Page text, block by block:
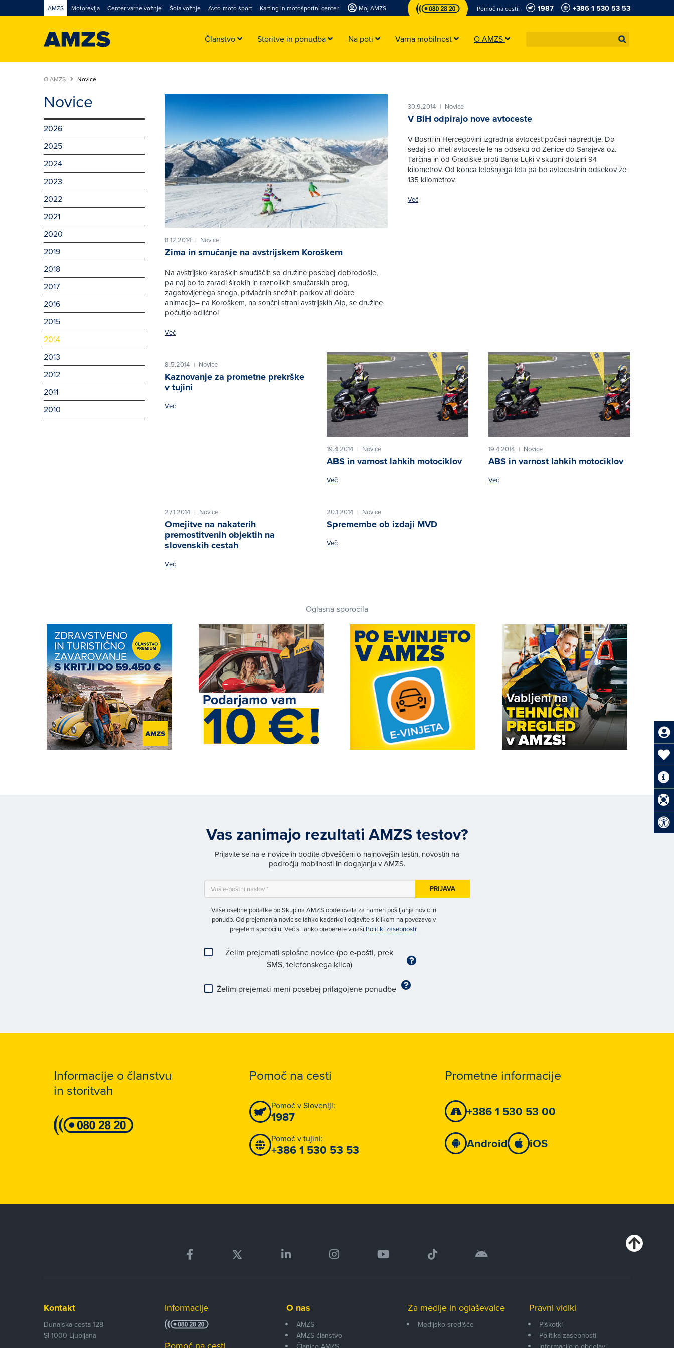
AMZS Motorevija Center varne vožnje Šola vožnje Avto-moto šport Karting in motošportni center Moj AMZS Pomoč na cesti: 1987 +386 1 530 53 53
Članstvo Storitve in ponudba Na poti Varna mobilnost O AMZS
O AMZS Novice
Novice
2026
2025
2024
2023
2022
2021
2020
2019
2018
2017
2016
2015
2014
2013
2012
2011
2010
8.12.2014 | Novice
Zima in smučanje na avstrijskem Koroškem
Na avstrijsko koroških smučiščih so družine posebej dobrodošle,
pa naj bo to zaradi širokih in raznolikih smučarskih prog,
zagotovljenega snega, privlačnih snežnih parkov ali dobre
animacije– na Koroškem, na sončni strani avstrijskih Alp, se družine
počutijo odlično!
Več
30.9.2014 | Novice
V BiH odpirajo nove avtoceste
V Bosni in Hercegovini izgradnja avtocest počasi napreduje. Do
sedaj so imeli avtoceste le na odseku od Zenice do Sarajeva oz.
Tarčina in od Gradiške proti Banja Luki v skupni dolžini 94
kilometrov. Od konca letošnjega leta pa bo avtocestnih odsekov že
135 kilometrov.
Več
8.5.2014 | Novice
Kaznovanje za prometne prekrške
v tujini
Več
19.4.2014 | Novice
ABS in varnost lahkih motociklov
Več
19.4.2014 | Novice
ABS in varnost lahkih motociklov
Več
27.1.2014 | Novice
Omejitve na nakaterih
premostitvenih objektih na
slovenskih cestah
Več
20.1.2014 | Novice
Spremembe ob izdaji MVD
Več
Oglasna sporočila
Vas zanimajo rezultati AMZS testov?
Prijavite se na e-novice in bodite obveščeni o najnovejših testih, novostih na
področju mobilnosti in dogajanju v AMZS.
Vaše osebne podatke bo Skupina AMZS obdelovala za namen pošiljanja novic in
ponudb. Od prejemanja novic se lahko kadarkoli odjavite s klikom na povezavo v
prejetem sporočilu. Več si lahko preberete v naši Politiki zasebnosti.
Želim prejemati splošne novice (po e-pošti, prek
SMS, telefonskega klica)
Želim prejemati meni posebej prilagojene ponudbe
PRIJAVA
Informacije o članstvu
in storitvah
Pomoč na cesti
Pomoč v Sloveniji:
1987
Pomoč v tujini:
+386 1 530 53 53
Prometne informacije
+386 1 530 53 00
Android
iOS
Kontakt
Dunajska cesta 128
SI-1000 Ljubljana
Informacije O nas
AMZS
AMZS članstvo
Za medije in oglaševalce
Medijsko središče
Pravni vidiki
Piškotki
Politika zasebnosti